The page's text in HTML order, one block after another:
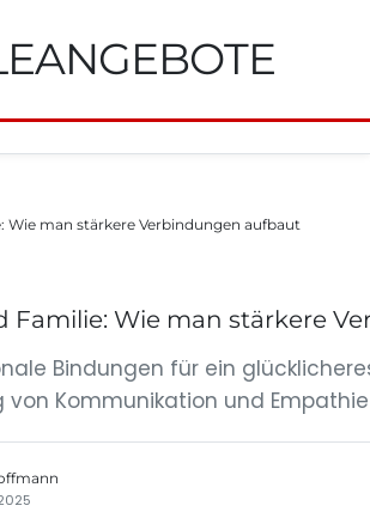
Wie man stärkere Verbindungen aufbaut
Familie: Wie man stärkere
Bindungen für ein
von Kommunikation und